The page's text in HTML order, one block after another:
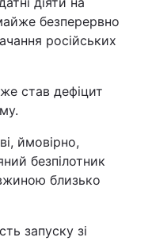
безперервно
російських
став дефіцит
ймовірно,
безпілотник
близько
запуску зі